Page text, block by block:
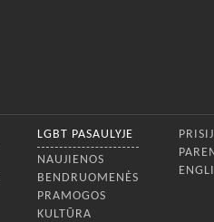
LGBT PASAULYJE
NAUJIENOS
BENDRUOMENĖS
PRAMOGOS
KULTŪRA